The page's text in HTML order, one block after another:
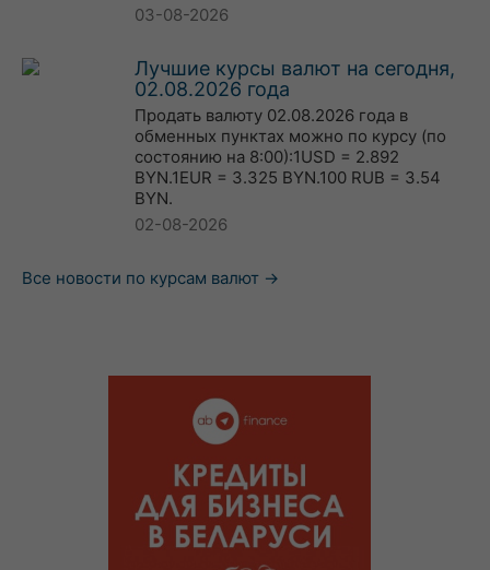
03-08-2026
Лучшие курсы валют на сегодня,
02.08.2026 года
Продать валюту 02.08.2026 года в
обменных пунктах можно по курсу (по
состоянию на 8:00):1USD = 2.892
BYN.1EUR = 3.325 BYN.100 RUB = 3.54
BYN.
02-08-2026
Все новости по курсам валют →